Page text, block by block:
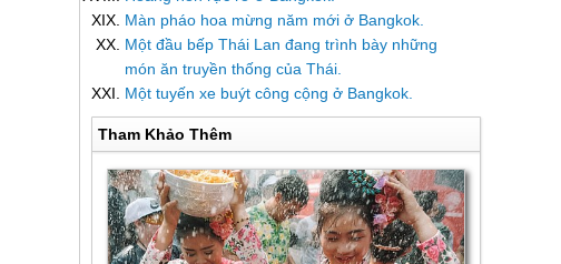
Màn pháo hoa mừng năm mới ở Bangkok.
Một đầu bếp Thái Lan đang trình bày những
món ăn truyền thống của Thái.
Một tuyến xe buýt công cộng ở Bangkok.
Tham Khảo Thêm